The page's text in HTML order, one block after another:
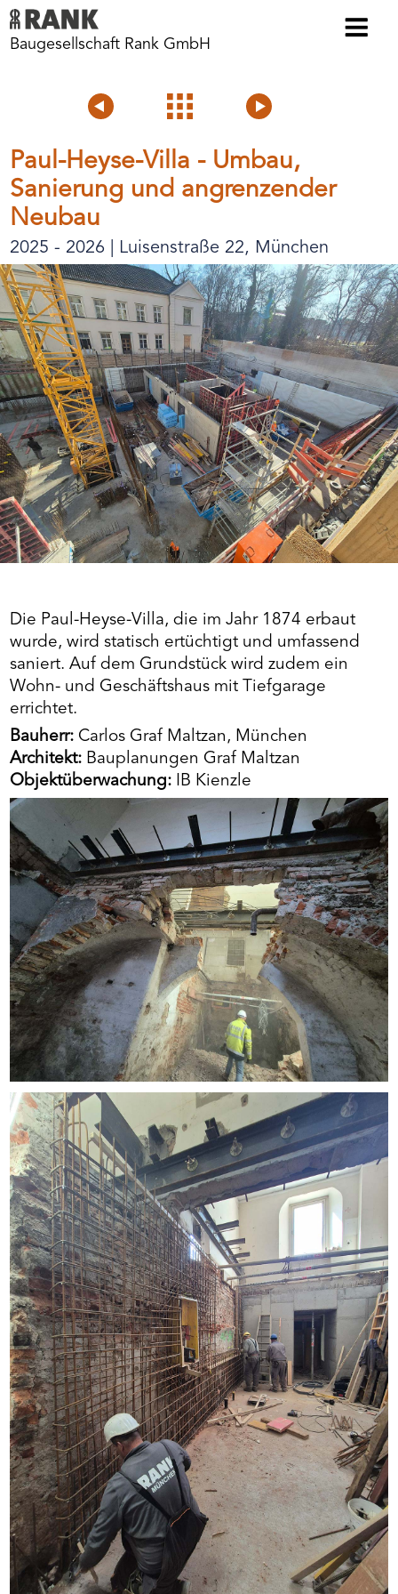
Baugesellschaft Rank GmbH
Voriges
Projektübersicht
Paul-Heyse-Villa - Umbau,
Sanierung und angrenzender
Neubau
2025 - 2026 | Luisenstraße 22, München
Die Paul-Heyse-Villa, die im Jahr 1874 erbaut
wurde, wird statisch ertüchtigt und umfassend
saniert. Auf dem Grundstück wird zudem ein
Wohn- und Geschäftshaus mit Tiefgarage
errichtet.
Bauherr: Carlos Graf Maltzan, München
Architekt: Bauplanungen Graf Maltzan
Objektüberwachung: IB Kienzle